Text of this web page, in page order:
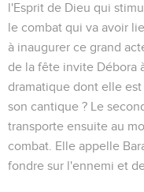
l'Esprit de Dieu qui
le combat qui va avoir
à inaugurer ce grand
de la fête invite Débora
dramatique dont elle
son cantique ? Le
transporte ensuite au
combat. Elle appelle
fondre sur l'ennemi et